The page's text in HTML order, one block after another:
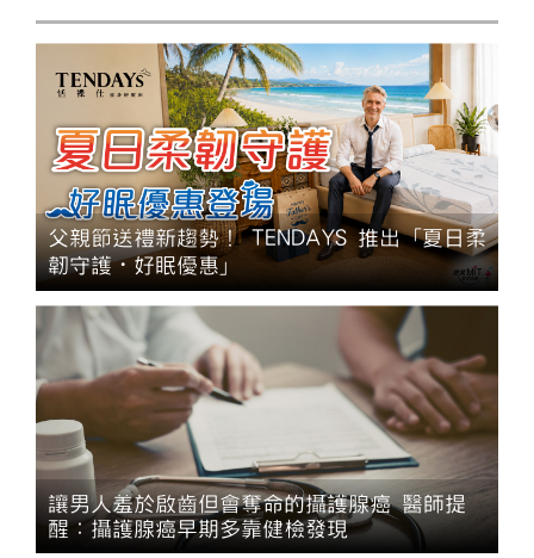
父親節送禮新趨勢！ TENDAYS 推出「夏日柔
韌守護・好眠優惠」
讓男人羞於啟齒但會奪命的攝護腺癌 醫師提
醒：攝護腺癌早期多靠健檢發現